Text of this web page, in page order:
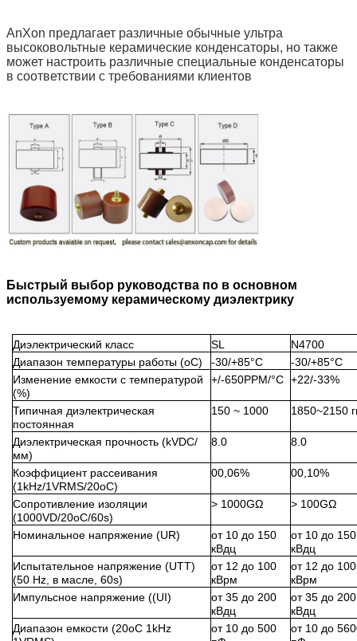
AnXon предлагает различные обычные ультра
высоковольтные керамические конденсаторы, но также
может настроить различные специальные конденсаторы
в соответствии с требованиями клиентов
Быстрый выбор руководства по в основном
используемому керамическому диэлектрику
Диэлектрический класс SL
N4700
Диапазон температуры работы (oC)
-30/+85°C
-30/+85°C
Изменение емкости с температурой
(%)
+/-650PPM/°C +22/-33%
Типичная диэлектрическая
постоянная
150 ~ 1000 1850~2150
Диэлектрическая прочность (kVDC/
мм)
8.0 8.0
Коэффициент рассеивания
(1kHz/1VRMS/20oC)
00,06% 00,10%
Сопротивление изоляции
(1000VD/20oC/60s)
> 1000GΩ > 100GΩ
Номинальное напряжение (UR)
от 10 до 150
кВдц
от 10 до 150
кВдц
Испытательное напряжение (UTT)
(50 Hz, в масле, 60s)
от 12 до 100
кВрм
от 12 до 100
кВрм
Импульсное напряжение ((UI)
от 35 до 200
кВдц
от 35 до 200
кВдц
Диапазон емкости (20oC 1kHz
от 10 до 500
от 10 до